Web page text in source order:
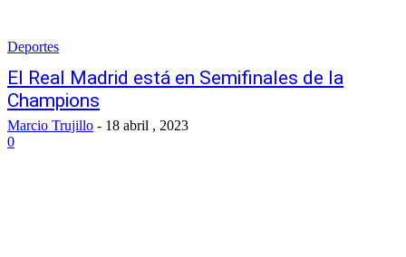
Deportes
El Real Madrid está en Semifinales de la
Champions
Marcio Trujillo - 18 abril , 2023
0